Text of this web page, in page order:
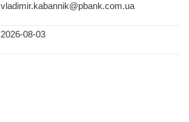
vladimir.kabannik@pbank.com.ua
2026-08-03